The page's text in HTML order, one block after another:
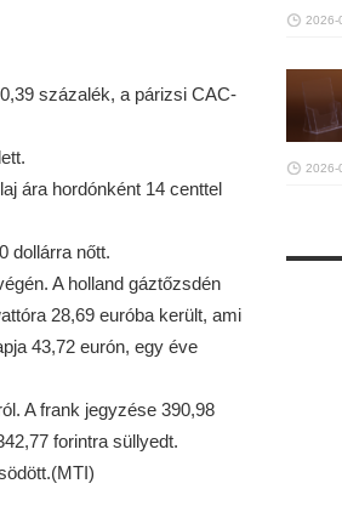
százalék, a párizsi CAC-
ára hordónként 14 centtel
dollárra nőtt.
A holland gáztőzsdén
28,69 euróba került, ami
43,72 eurón, egy éve
A frank jegyzése 390,98
forintra süllyedt.
2026-
2026-